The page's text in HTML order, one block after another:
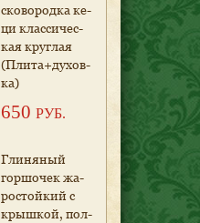
ско­во­род­ка ке­
ци клас­си­чес­
кая круг­лая
(Пли­та+ду­хов­
ка)
650 РУБ.
Гли­ня­ный
гор­шо­чек жа­
рос­той­кий с
крыш­кой, пол­